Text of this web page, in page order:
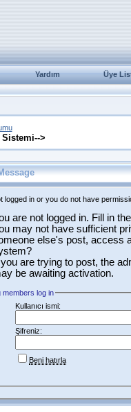
Yardım Üye
>
logged in or you do not have
are not logged in. Fill in
may not have sufficient
else's post, access
you are trying to post, the
be awaiting activation.
members log in
Kullanıcı ismi:
Şifreniz:
Beni hatırla